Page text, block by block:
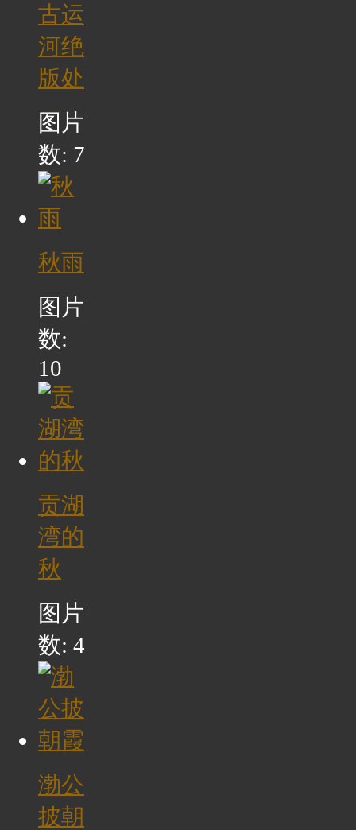
古运
河绝
版处
图片
数: 7
秋雨
图片
数:
10
贡湖
湾的
秋
图片
数: 4
渤公
披朝